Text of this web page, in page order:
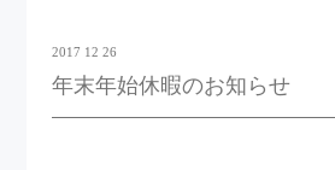
2017 12 26
年末年始休暇のお知らせ